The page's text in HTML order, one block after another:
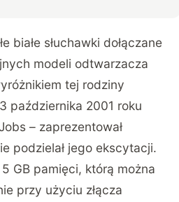
białe słuchawki dołączane
modeli odtwarzacza
tej rodziny
października 2001 roku
– zaprezentował
podzielał jego ekscytacji.
GB pamięci, którą można
przy użyciu złącza